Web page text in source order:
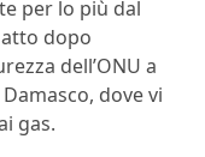
per lo più dal
dopo
dell’ONU a
dove vi
gas.